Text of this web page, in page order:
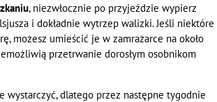
, niezwłocznie po przyjeździe wypierz
i dokładnie wytrzep walizki. Jeśli niektóre
możesz umieścić je w zamrażarce na około
przetrwanie dorosłym osobnikom
wystarczyć, dlatego przez następne tygodnie